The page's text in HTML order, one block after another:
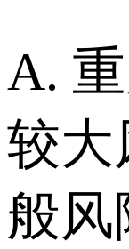
A.
较大
般风